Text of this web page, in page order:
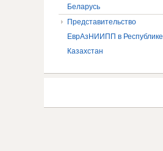
Беларусь
Представительство
ЕврАзНИИПП в Республике
Казахстан